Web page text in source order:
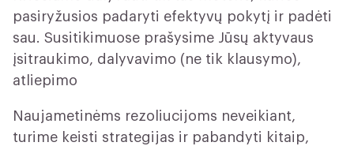
pasiryžusios padaryti efektyvų pokytį ir padėti
sau. Susitikimuose prašysime Jūsų aktyvaus
įsitraukimo, dalyvavimo (ne tik klausymo),
atliepimo
Naujametinėms rezoliucijoms neveikiant,
turime keisti strategijas ir pabandyti kitaip,